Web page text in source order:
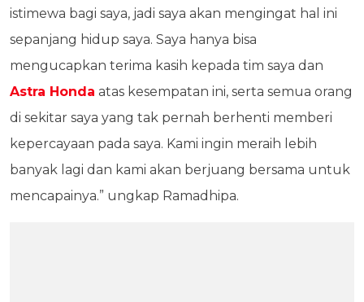
istimewa bagi saya, jadi saya akan mengingat hal ini
sepanjang hidup saya. Saya hanya bisa
mengucapkan terima kasih kepada tim saya dan
Astra Honda atas kesempatan ini, serta semua orang
di sekitar saya yang tak pernah berhenti memberi
kepercayaan pada saya. Kami ingin meraih lebih
banyak lagi dan kami akan berjuang bersama untuk
mencapainya.” ungkap Ramadhipa.